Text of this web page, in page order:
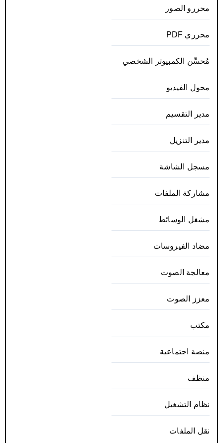
محررو الصور
محرري PDF
مُحسِّن الكمبيوتر الشخصي
محول الفيديو
مدير التقسيم
مدير التنزيل
مسجل الشاشة
مشاركة الملفات
مشغل الوسائط
مضاد الفيروسات
معالجة الصوت
معزز الصوت
مكتب
منصة اجتماعية
منظف
نظام التشغيل
نقل الملفات